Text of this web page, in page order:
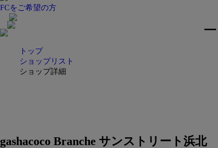
FCをご希望の方
トップ
ショップリスト
ショップ詳細
gashacoco Branche サンストリート浜北